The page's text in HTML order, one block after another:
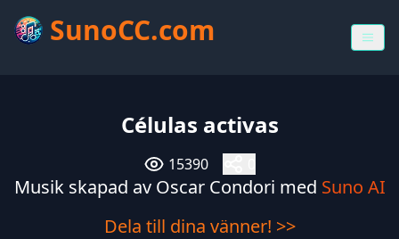
SunoCC.com
Células activas
15390
Musik skapad av Oscar Condori med Suno AI
Dela till dina vänner! >>